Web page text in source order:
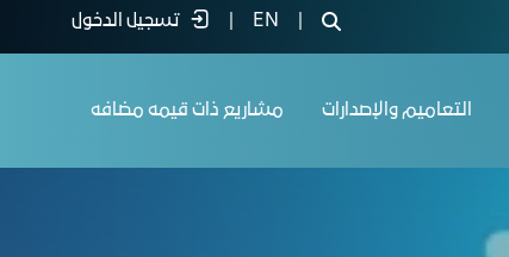
EN تسجيل الدخول
التعاميم والإصدارات مشاريع ذات قيمه مضافه